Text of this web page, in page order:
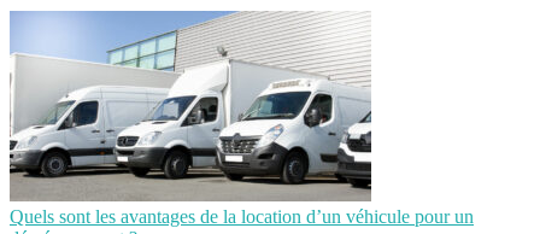
Quels sont les avantages de la location d’un véhicule pour un